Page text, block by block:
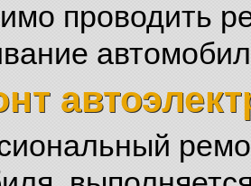
проводить